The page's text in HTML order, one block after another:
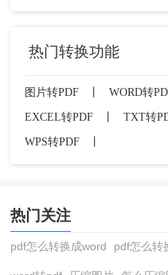
热门转换功能
图片转PDF WORD转
EXCEL转PDF
TXT转
WPS转PDF
热门关注
pdf怎么转换成word pdf怎么转